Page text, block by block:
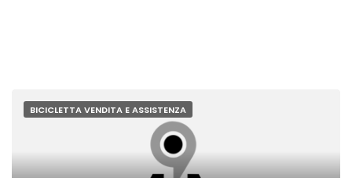
BICICLETTA VENDITA E ASSISTENZA